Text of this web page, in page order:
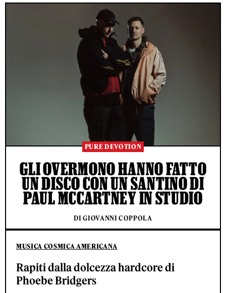
MUSICA COSMICA AMERICANA
Rapiti dalla dolcezza hardcore di
Phoebe Bridgers
PURE DEVOTION
GLI OVERMONO HANNO FATTO
UN DISCO CON UN SANTINO DI
PAUL MCCARTNEY IN STUDIO
DI GIOVANNI COPPOLA